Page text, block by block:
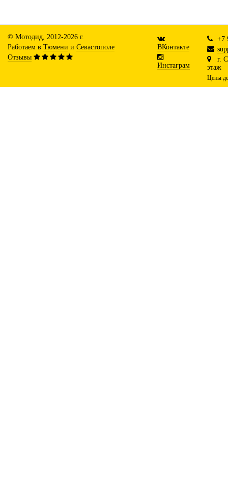
© Мотодид, 2012-2026 г.
Работаем в Тюмени и Севастополе
Отзывы
ВКонтакте
Инстаграм
+7
г.
этаж
Цены